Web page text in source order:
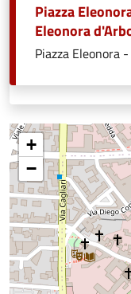
Piazza
Eleonora
Piazza Eleonora
+
−